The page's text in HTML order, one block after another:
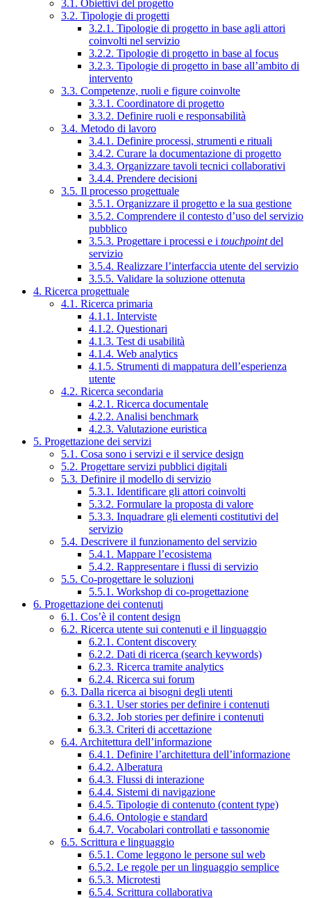
3.1. Obiettivi del progetto
3.2. Tipologie di progetti
3.2.1. Tipologie di progetto in base agli attori
coinvolti nel servizio
3.2.2. Tipologie di progetto in base al focus
3.2.3. Tipologie di progetto in base all’ambito di
intervento
3.3. Competenze, ruoli e figure coinvolte
3.3.1. Coordinatore di progetto
3.3.2. Definire ruoli e responsabilità
3.4. Metodo di lavoro
3.4.1. Definire processi, strumenti e rituali
3.4.2. Curare la documentazione di progetto
3.4.3. Organizzare tavoli tecnici collaborativi
3.4.4. Prendere decisioni
3.5. Il processo progettuale
3.5.1. Organizzare il progetto e la sua gestione
3.5.2. Comprendere il contesto d’uso del servizio
pubblico
3.5.3. Progettare i processi e i touchpointdel
servizio
3.5.4. Realizzare l’interfaccia utente del servizio
3.5.5. Validare la soluzione ottenuta
4. Ricerca progettuale
4.1. Ricerca primaria
4.1.1. Interviste
4.1.2. Questionari
4.1.3. Test di usabilità
4.1.4. Web analytics
4.1.5. Strumenti di mappatura dell’esperienza
utente
4.2. Ricerca secondaria
4.2.1. Ricerca documentale
4.2.2. Analisi benchmark
4.2.3. Valutazione euristica
5. Progettazione dei servizi
5.1. Cosa sono i servizi e il service design
5.2. Progettare servizi pubblici digitali
5.3. Definire il modello di servizio
5.3.1. Identificare gli attori coinvolti
5.3.2. Formulare la proposta di valore
5.3.3. Inquadrare gli elementi costitutivi del
servizio
5.4. Descrivere il funzionamento del servizio
5.4.1. Mappare l’ecosistema
5.4.2. Rappresentare i flussi di servizio
5.5. Co-progettare le soluzioni
5.5.1. Workshop di co-progettazione
6. Progettazione dei contenuti
6.1. Cos’è il content design
6.2. Ricerca utente sui contenuti e il linguaggio
6.2.1. Content discovery
6.2.2. Dati di ricerca (search keywords)
6.2.3. Ricerca tramite analytics
6.2.4. Ricerca sui forum
6.3. Dalla ricerca ai bisogni degli utenti
6.3.1. User stories per definire i contenuti
6.3.2. Job stories per definire i contenuti
6.3.3. Criteri di accettazione
6.4. Architettura dell’informazione
6.4.1. Definire l’architettura dell’informazione
6.4.2. Alberatura
6.4.3. Flussi di interazione
6.4.4. Sistemi di navigazione
6.4.5. Tipologie di contenuto (content type)
6.4.6. Ontologie e standard
6.4.7. Vocabolari controllati e tassonomie
6.5. Scrittura e linguaggio
6.5.1. Come leggono le persone sul web
6.5.2. Le regole per un linguaggio semplice
6.5.3. Microtesti
6.5.4. Scrittura collaborativa